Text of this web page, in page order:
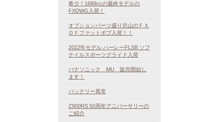
希少！1689ccの最終モデルの
FXDWG入荷！
オプションパーツ盛り沢山のＦＸ
ＤＦファットボブ入荷！！
2022年モデル ハーレーFLSB ソフ
テイルスポーツグライド入荷
パナソニック MU 販売開始し
ます！
バッテリー異常
Z900RS 50周年アニバーサリーの
ご紹介